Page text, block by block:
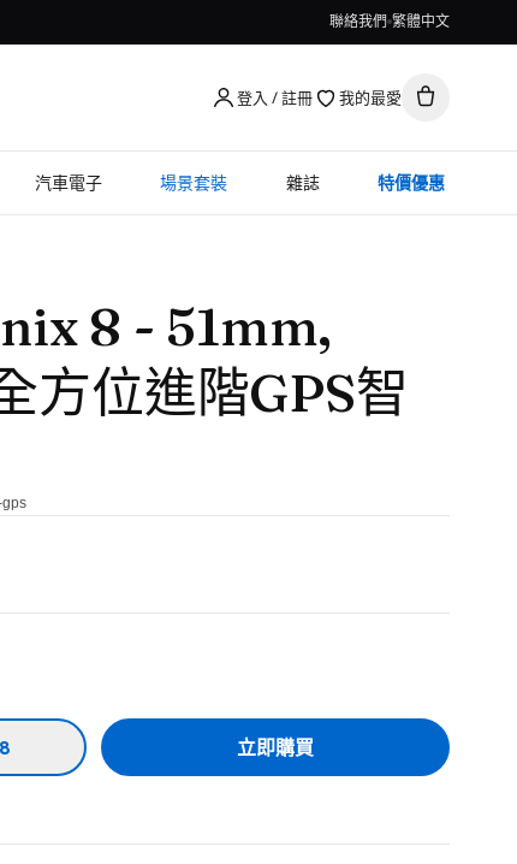
聯絡我們 繁體中文
登入 / 註冊 我的最愛
汽車電子 場景套裝 雜誌 特價優惠
8 - 51mm,
方位進階GPS智
立即購買